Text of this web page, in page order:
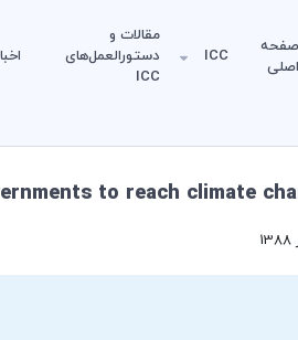
صفحه
اصلی
ICC
مقالات و
دستورالعمل‌های
ICC
to reach climate